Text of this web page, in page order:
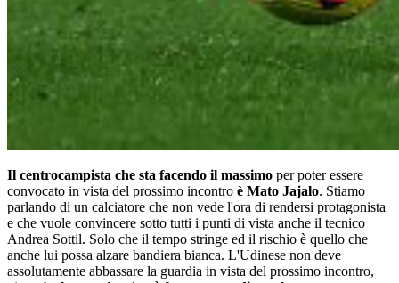
Il centrocampista che sta facendo il massimo per poter essere
convocato in vista del prossimo incontro è Mato Jajalo. Stiamo
parlando di un calciatore che non vede l'ora di rendersi protagonista
e che vuole convincere sotto tutti i punti di vista anche il tecnico
Andrea Sottil. Solo che il tempo stringe ed il rischio è quello che
anche lui possa alzare bandiera bianca. L'Udinese non deve
assolutamente abbassare la guardia in vista del prossimo incontro,